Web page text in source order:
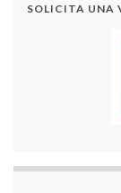
SOLICITA UNA